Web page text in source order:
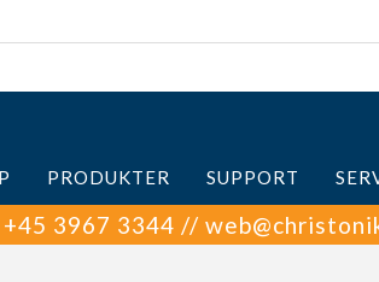
PRODUKTER SUPPORT
+45 3967 3344 //